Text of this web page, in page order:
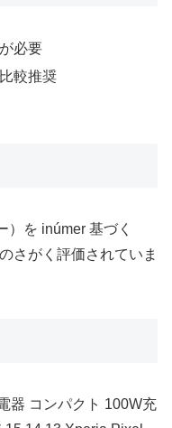
必要
較推奨
）を inúmer 基づく
さがく評価されていま
器 コンパクト 100W充